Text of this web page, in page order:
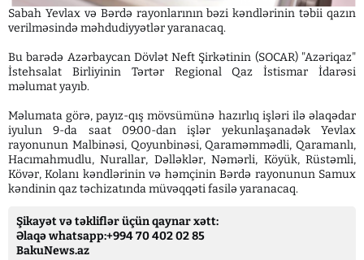
Sabah Yevlax və Bərdə rayonlarının bəzi kəndlərinin təbii qazın
verilməsində məhdudiyyətlər yaranacaq.
Bu barədə Azərbaycan Dövlət Neft Şirkətinin (SOCAR) "Azəriqaz"
İstehsalat Birliyinin Tərtər Regional Qaz İstismar İdarəsi
məlumat yayıb.
Məlumata görə, payız-qış mövsümünə hazırlıq işləri ilə əlaqədar
iyulun 9-da saat 09:00-dan işlər yekunlaşanadək Yevlax
rayonunun Malbinəsi, Qoyunbinəsi, Qaraməmmədli, Qaramanlı,
Hacımahmudlu, Nurallar, Dəlləklər, Nəmərli, Köyük, Rüstəmli,
Kövər, Kolanı kəndlərinin və həmçinin Bərdə rayonunun Samux
kəndinin qaz təchizatında müvəqqəti fasilə yaranacaq.
Şikayət və təkliflər üçün qaynar xətt:
Əlaqə whatsapp:+994 70 402 02 85
BakuNews.az